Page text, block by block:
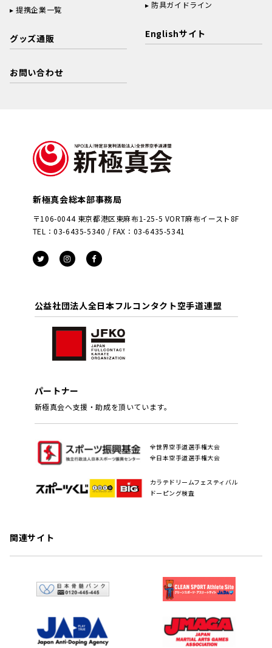
提携企業一覧
グッズ通販
お問い合わせ
防具ガイドライン
Englishサイト
新極真会総本部事務局
〒106-0044 東京都港区東麻布1-25-5 VORT麻布イースト8F
TEL：03-6435-5340 / FAX：03-6435-5341
公益社団法人全日本フルコンタクト空手道連盟
パートナー
新極真会へ支援・助成を頂いています。
全世界空手道選手権大会
全日本空手道選手権大会
カラテドリームフェスティバル
ドーピング検査
関連サイト